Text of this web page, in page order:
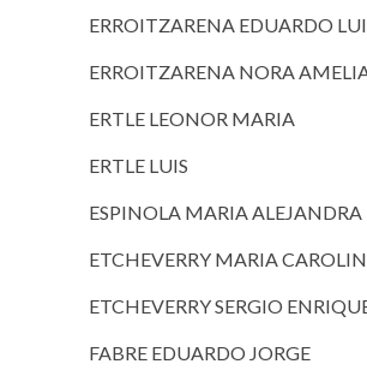
ERROITZARENA EDUARDO
ERROITZARENA NORA
ERTLE LEONOR MARIA
ERTLE LUIS
ESPINOLA MARIA ALEJANDRA
ETCHEVERRY MARIA
ETCHEVERRY SERGIO
FABRE EDUARDO JORGE